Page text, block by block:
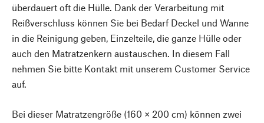
überdauert oft die Hülle. Dank der Verarbeitung mit
Reißverschluss können Sie bei Bedarf Deckel und Wanne
in die Reinigung geben, Einzelteile, die ganze Hülle oder
auch den Matratzenkern austauschen. In diesem Fall
nehmen Sie bitte Kontakt mit unserem Customer Service
auf.
Bei dieser Matratzengröße (160 × 200 cm) können zwei